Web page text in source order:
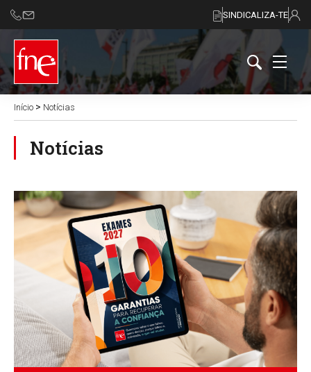
SINDICALIZA-TE
Início > Notícias
Notícias